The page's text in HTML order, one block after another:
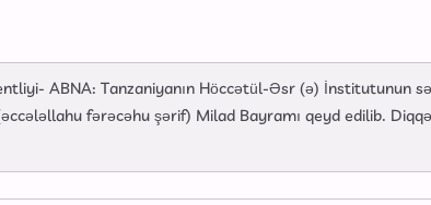
ABNA: Tanzaniyanın Höccətül-Əsr (ə) İnstitutunun
fərəcəhu şərif) Milad Bayramı qeyd edilib.